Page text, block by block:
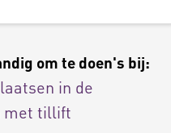
om te doen's bij:
in de
met tillift